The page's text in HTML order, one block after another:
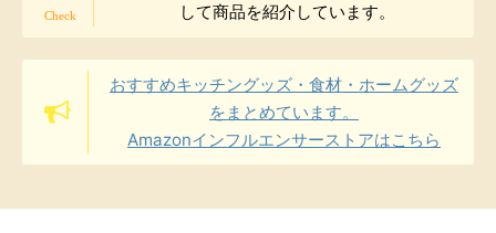
して商品を紹介しています。
おすすめキッチングッズ・食材・ホームグッズ
をまとめています。
Amazonインフルエンサーストアはこちら